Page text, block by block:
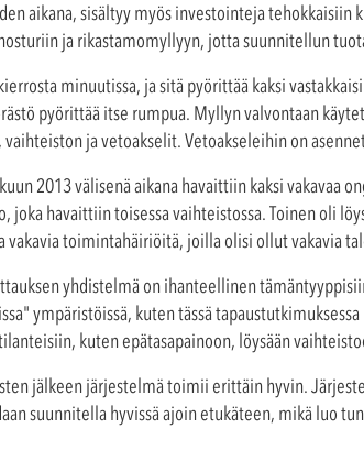
aikana, sisältyy myös investointeja
ja rikastamomyllyyn, jotta suunnitellun
minuutissa, ja sitä pyörittää kaksi
pyörittää itse rumpua. Myllyn valvontaan
ja vetoakselit. Vetoakseleihin on
2013 välisenä aikana havaittiin kaksi vakavaa
joka havaittiin toisessa vaihteistossa. Toinen oli
toimintahäiriöitä, joilla olisi ollut vakavia
yhdistelmä on ihanteellinen
ympäristöissä, kuten tässä
kuten epätasapainoon, löysään
jälkeen järjestelmä toimii erittäin hyvin.
suunnitella hyvissä ajoin etukäteen, mikä luo